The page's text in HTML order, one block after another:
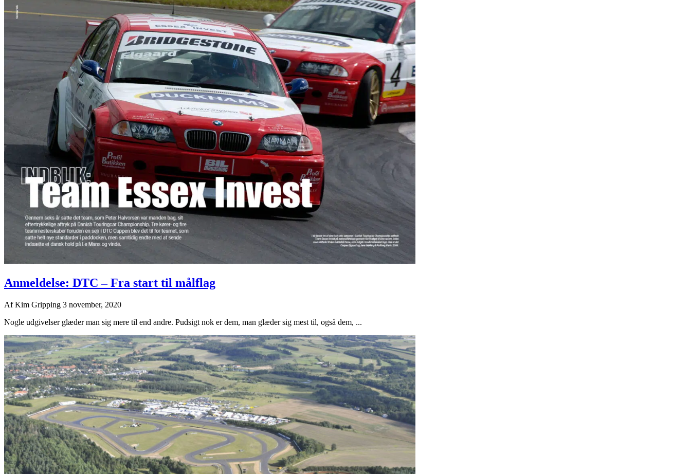
Anmeldelse: DTC – Fra start til målflag
AfKim Gripping 3 november, 2020
Nogle udgivelser glæder man sig mere til end andre. Pudsigt nok er dem, man glæder sig mest til, også dem, ...